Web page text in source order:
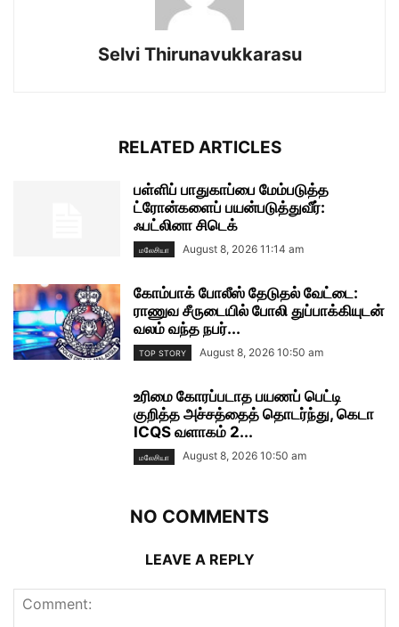
Selvi Thirunavukkarasu
RELATED ARTICLES
பள்ளிப் பாதுகாப்பை மேம்படுத்த
ட்ரோன்களைப் பயன்படுத்துவீர்:
ஃபட்லினா சிடெக்
மலேசியா August 8, 2026 11:14 am
கோம்பாக் போலீஸ் தேடுதல் வேட்டை:
ராணுவ சீருடையில் போலி துப்பாக்கியுடன்
வலம் வந்த நபர்...
TOP STORY August 8, 2026 10:50 am
உரிமை கோரப்படாத பயணப் பெட்டி
குறித்த அச்சத்தைத் தொடர்ந்து, கெடா
ICQS வளாகம் 2...
மலேசியா August 8, 2026 10:50 am
NO COMMENTS
LEAVE A REPLY